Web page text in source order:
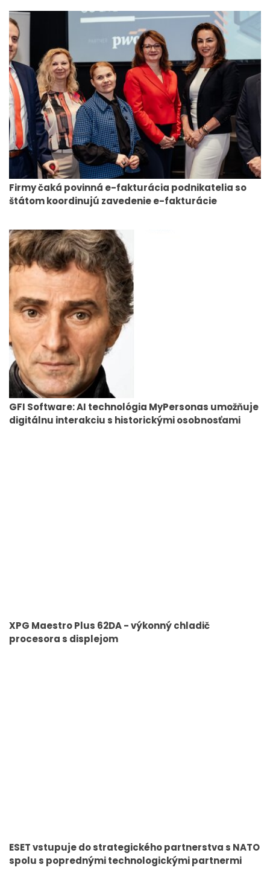
Firmy čaká povinná e-fakturácia podnikatelia so
štátom koordinujú zavedenie e-fakturácie
GFI Software: AI technológia MyPersonas umožňuje
digitálnu interakciu s historickými osobnosťami
XPG Maestro Plus 62DA - výkonný chladič
procesora s displejom
ESET vstupuje do strategického partnerstva s NATO
spolu s poprednými technologickými partnermi